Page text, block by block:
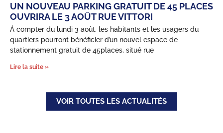
UN NOUVEAU PARKING GRATUIT DE 45 PLACES
OUVRIRA LE 3 AOÛT RUE VITTORI
À compter du lundi 3 août, les habitants et les usagers du
quartiers pourront bénéficier d’un nouvel espace de
stationnement gratuit de 45places, situé rue
Lire la suite »
VOIR TOUTES LES ACTUALITÉS